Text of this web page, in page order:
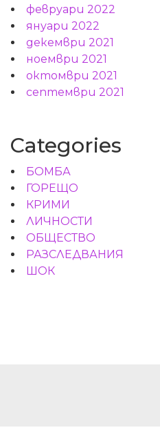
февруари 2022
януари 2022
декември 2021
ноември 2021
октомври 2021
септември 2021
Categories
БОМБА
ГОРЕЩО
КРИМИ
ЛИЧНОСТИ
ОБЩЕСТВО
РАЗСЛЕДВАНИЯ
ШОК